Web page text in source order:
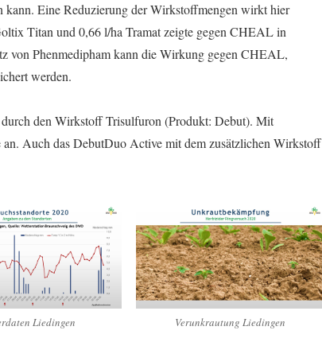
Eine Reduzierung der Wirkstoffmengen wirkt hier
Titan und 0,66 l/ha Tramat zeigte gegen CHEAL in
von Phenmedipham kann die Wirkung gegen CHEAL,
werden.
den Wirkstoff Trisulfuron (Produkt: Debut). Mit
Auch das DebutDuo Active mit dem zusätzlichen Wirkstoff
Liedingen Verunkrautung Liedingen